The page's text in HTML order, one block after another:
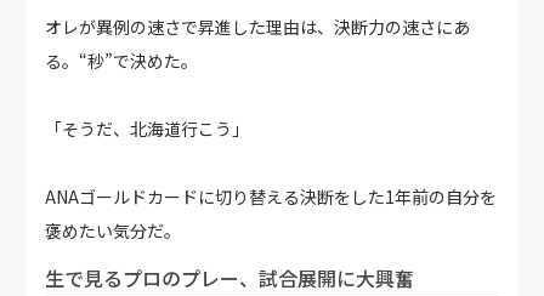
オレが異例の速さで昇進した理由は、決断力の速さにあ
る。“秒”で決めた。
「そうだ、北海道行こう」
ANAゴールドカードに切り替える決断をした1年前の自分を
褒めたい気分だ。
生で見るプロのプレー、試合展開に大興奮